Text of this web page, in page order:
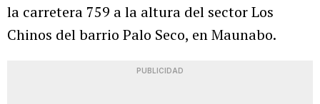
la carretera 759 a la altura del sector Los
Chinos del barrio Palo Seco, en Maunabo.
PUBLICIDAD